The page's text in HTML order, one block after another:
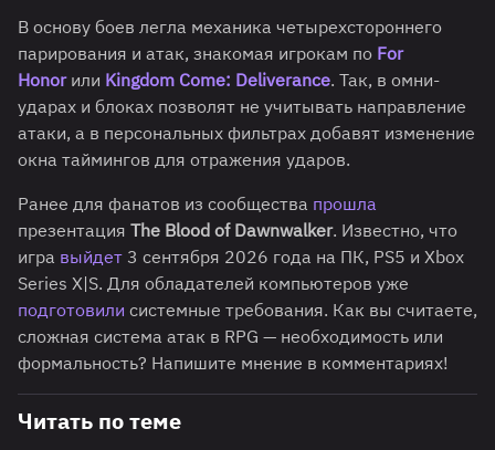
В основу боев легла механика четырехстороннего
парирования и атак, знакомая игрокам по For
Honor или Kingdom Come: Deliverance. Так, в омни-
ударах и блоках позволят не учитывать направление
атаки, а в персональных фильтрах добавят изменение
окна таймингов для отражения ударов.
Ранее для фанатов из сообщества прошла
презентация The Blood of Dawnwalker. Известно, что
игра выйдет 3 сентября 2026 года на ПК, PS5 и Xbox
Series X|S. Для обладателей компьютеров уже
подготовили системные требования. Как вы считаете,
сложная система атак в RPG — необходимость или
формальность? Напишите мнение в комментариях!
Читать по теме